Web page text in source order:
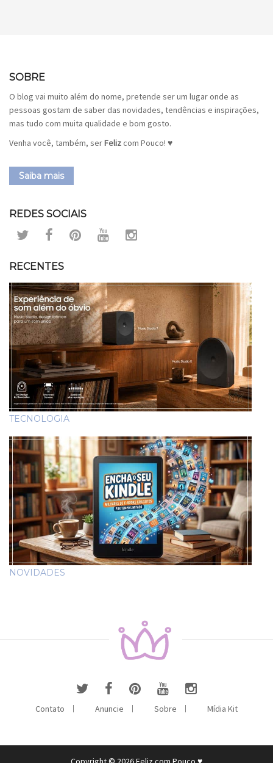
SOBRE
O blog vai muito além do nome, pretende ser um lugar onde as
pessoas gostam de saber das novidades, tendências e inspirações,
mas tudo com muita qualidade e bom gosto.
Venha você, também, serFelizcom Pouco! ♥
Saiba mais
REDES SOCIAIS
RECENTES
TECNOLOGIA
NOVIDADES
Contato Anuncie Sobre Mídia Kit